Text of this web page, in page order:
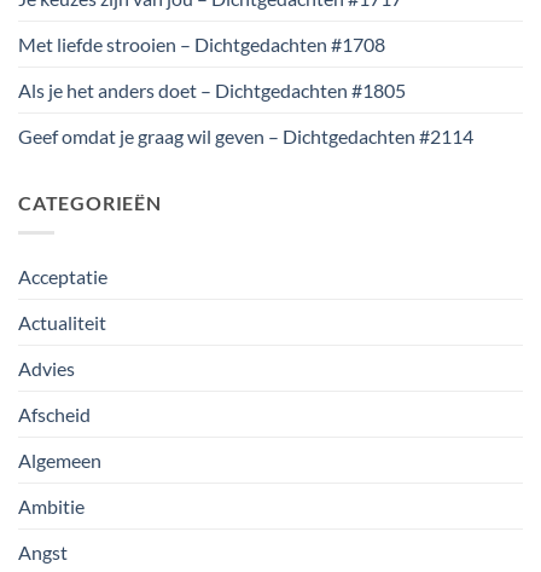
Met liefde strooien – Dichtgedachten #1708
Als je het anders doet – Dichtgedachten #1805
Geef omdat je graag wil geven – Dichtgedachten #2114
CATEGORIEËN
Acceptatie
Actualiteit
Advies
Afscheid
Algemeen
Ambitie
Angst